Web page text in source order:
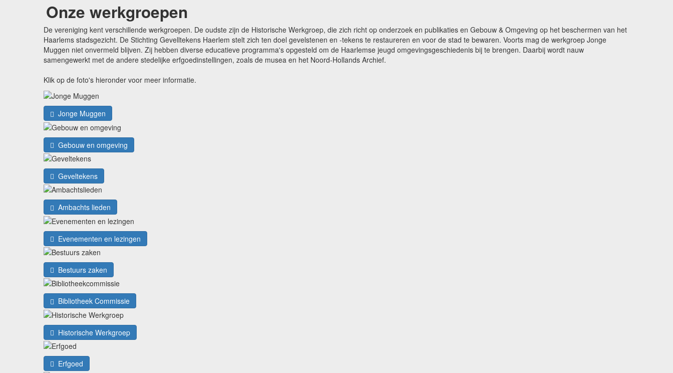
Onze werkgroepen
De vereniging kent verschillende werkgroepen. De oudste zijn de Historische Werkgroep, die zich richt op onderzoek en publikaties en Gebouw & Omgeving op het beschermen van het
Haarlems stadsgezicht. De Stichting Gevelltekens Haerlem stelt zich ten doel gevelstenen en -tekens te restaureren en voor de stad te bewaren. Voorts mag de werkgroep Jonge
Muggen niet onvermeld blijven. Zij hebben diverse educatieve programma's opgesteld om de Haarlemse jeugd omgevingsgeschiedenis bij te brengen. Daarbij wordt nauw
samengewerkt met de andere stedelijke erfgoedinstellingen, zoals de musea en het Noord-Hollands Archief.
Klik op de foto's hieronder voor meer informatie.
Jonge Muggen
Gebouw en omgeving
Geveltekens
Ambachts lieden
Evenementen en lezingen
Bestuurs zaken
Bibliotheek Commissie
Historische Werkgroep
Erfgoed